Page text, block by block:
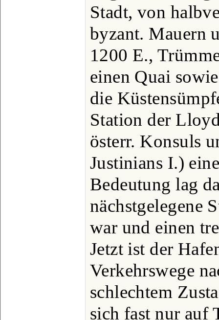
Stadt, von
byzant. Mauern
1200 E.,
einen Quai
die
Station der
österr. Konsuls
Justinians I.)
Bedeutung lag
nächstgelegene
war und einen
Jetzt ist der
Verkehrswege
schlechtem
sich fast nur auf